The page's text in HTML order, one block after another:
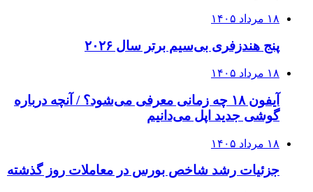
۱۸ مرداد ۱۴۰۵
پنج هندزفری بی‌سیم برتر سال ۲۰۲۶
۱۸ مرداد ۱۴۰۵
آیفون ۱۸ چه زمانی معرفی می‌شود؟ / آنچه درباره
گوشی جدید اپل می‌دانیم
۱۸ مرداد ۱۴۰۵
جزئیات رشد شاخص بورس در معاملات روز گذشته